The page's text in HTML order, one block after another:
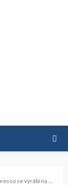
vyrábí na Slovensku